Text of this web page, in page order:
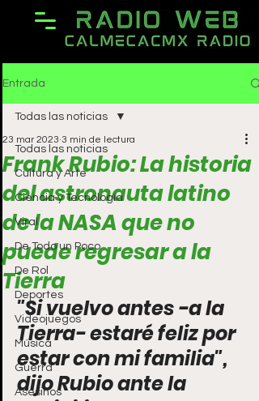
Entrada
Todas las noticias
Cultura y Arte
Ciencia y Tecnología
Viral
De Todo un Poco
De Rol
Deportes
Videojuegos
Música
Guerra
Asesinos
Todas las noticias
Frank Rubio: La historia
del astronauta latino
de la NASA que no
puede regresar a la
Tierra
23 mar 2023 3 min de lectura
"Si vuelvo antes -a la
Tierra- estaré feliz por
estar con mi familia",
dijo Rubio ante la